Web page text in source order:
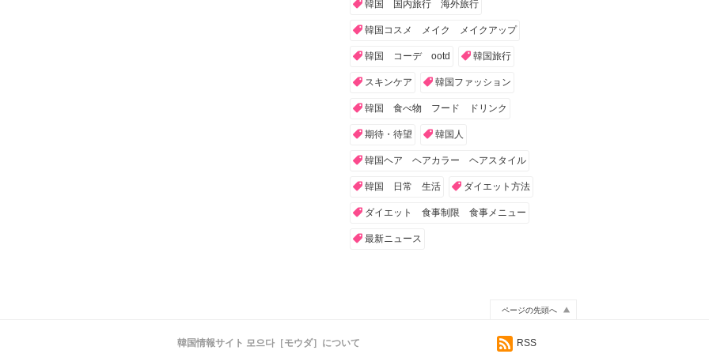
韓国 国内旅行 海外旅行
韓国コスメ メイク メイクアップ
韓国 コーデ ootd 韓国旅行
スキンケア 韓国ファッション
韓国 食べ物 フード ドリンク
期待・待望 韓国人
韓国ヘア ヘアカラー ヘアスタイル
韓国 日常 生活 ダイエット方法
ダイエット 食事制限 食事メニュー
最新ニュース
ページの先頭へ
韓国情報サイト 모으다［モウダ］について RSS